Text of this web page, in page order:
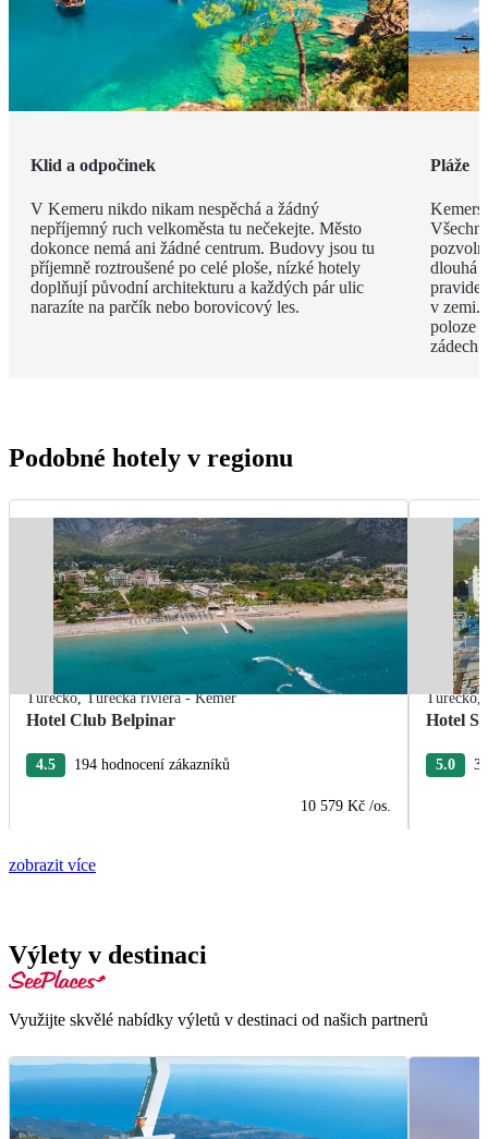
Klid a odpočinek
V Kemeru nikdo nikam nespěchá a žádný
nepříjemný ruch velkoměsta tu nečekejte. Město
dokonce nemá ani žádné centrum. Budovy jsou tu
příjemně roztroušené po celé ploše, nízké hotely
doplňují původní architekturu a každých pár ulic
narazíte na parčík nebo borovicový les.
Pláže
dlouhá
v zemi.
poloze
zádech.
Podobné hotely v regionu
Turecko,Turecká riviéra - Kemer
Hotel Club Belpinar
4.5 194 hodnocení zákazníků
10 579 Kč /os.
Turecko,
Hotel
5.0
zobrazit více
Výlety v destinaci
Využijte skvělé nabídky výletů v destinaci od našich partnerů